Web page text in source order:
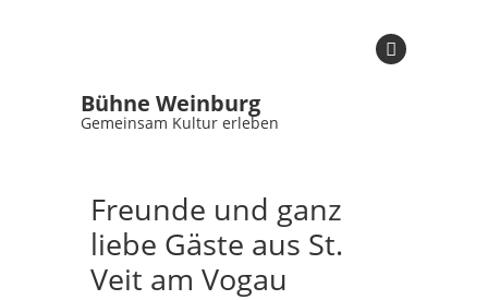
Bühne Weinburg
Gemeinsam Kultur erleben
Freunde und ganz
liebe Gäste aus St.
Veit am Vogau